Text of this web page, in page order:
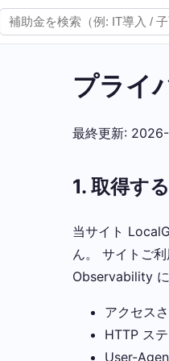
プライ
最終更新:
1. 取得す
当サイト
ん。 サイトご
Observability
アクセス
HTTP ス
User-